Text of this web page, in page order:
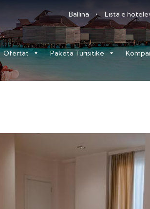
Ballina Lista e
Ofertat Paketa Turisitike